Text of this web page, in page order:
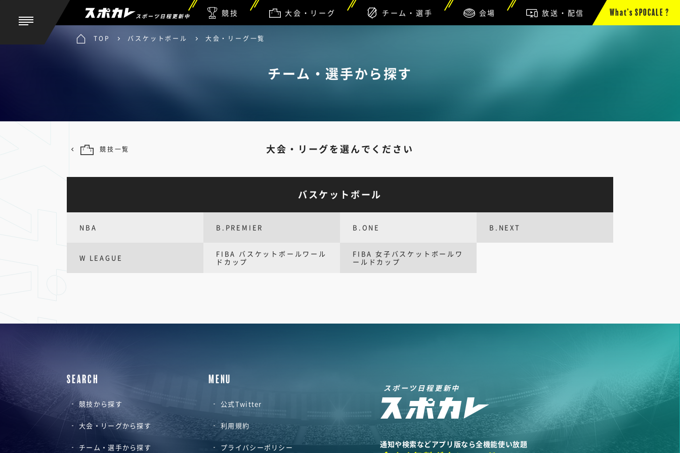
スポーツ日程更新中 競技 大会・リーグ チーム・選手 会場 放送・配信 What’s SPOCALE ?
TOP バスケットボール 大会・リーグ一覧
チーム・選手から探す
大会・リーグを選んでください
競技一覧
バスケットボール
NBA B.PREMIER B.ONE B.NEXT
W LEAGUE
FIBA バスケットボールワール
ドカップ
FIBA 女子バスケットボールワ
ールドカップ
SEARCH
競技から探す
大会・リーグから探す
チーム・選手から探す
MENU
公式Twitter
利用規約
プライバシーポリシー
スポーツ日程更新中
通知や検索などアプリ版なら全機能使い放題